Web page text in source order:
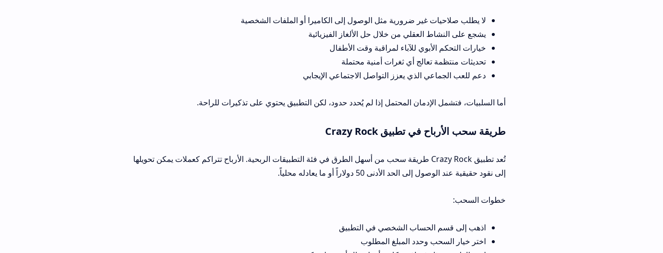
لا يطلب صلاحيات غير ضرورية مثل الوصول إلى الكاميرا أو الملفات الشخصية
يشجع على النشاط العقلي من خلال حل الألغاز الفيزيائية
خيارات التحكم الأبوي للآباء لمراقبة وقت الأطفال
تحديثات منتظمة تعالج أي ثغرات أمنية محتملة
دعم للعب الجماعي الذي يعزز التواصل الاجتماعي الإيجابي
أما السلبيات، فتشمل الإدمان المحتمل إذا لم يُحدد حدود، لكن التطبيق يحتوي على تذكيرات للراحة.
طريقة سحب الأرباح في تطبيق Crazy Rock
تُعد تطبيق Crazy Rock طريقة سحب من أسهل الطرق في فئة التطبيقات الربحية. الأرباح تتراكم كعملات يمكن تحويلها
إلى نقود حقيقية عند الوصول إلى الحد الأدنى 50 دولاراً أو ما يعادله محلياً.
اذهب إلى قسم الحساب الشخصي في التطبيق
اختر خيار السحب وحدد المبلغ المطلوب